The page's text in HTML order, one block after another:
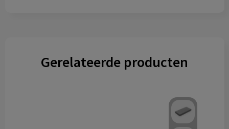
Gerelateerde producten